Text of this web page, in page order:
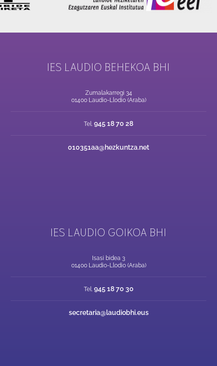
IES LAUDIO BEHEKOA BHI
Zumalakarregi 34
01400 Laudio-Llodio (Araba)
Tel. 945 18 70 28
010351aa@hezkuntza.net
IES LAUDIO GOIKOA BHI
Isasi bidea 3
01400 Laudio-Llodio (Araba)
Tel. 945 18 70 30
secretaria@laudiobhi.eus